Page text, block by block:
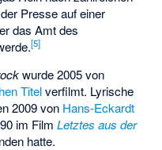
Presse auf einer
das Amt des
[5]
wurde 2005 von
Titelverfilmt. Lyrische
2009 von Hans-Eckardt
im FilmLetztes aus der
hatte.